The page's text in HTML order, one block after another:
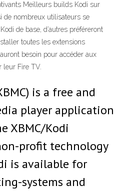
Meilleurs builds Kodi sur
de nombreux utilisateurs se
de base, d’autres préféreront
toutes les extensions
besoin pour accéder aux
leur Fire TV.
is a free and
player application
XBMC/Kodi
profit technology
is available for
systems and